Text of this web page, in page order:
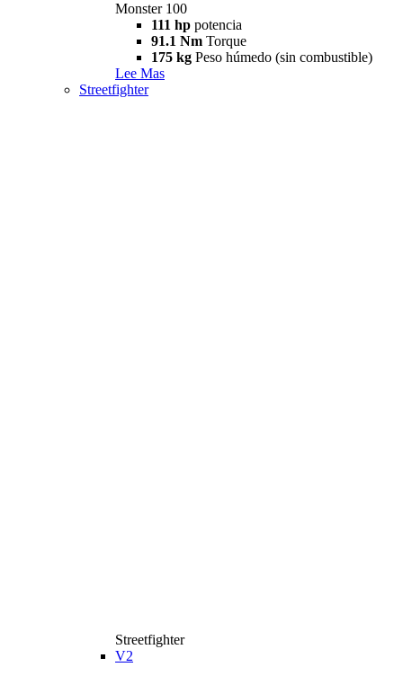
Monster 100
111 hp potencia
91.1 Nm Torque
175 kg Peso húmedo (sin combustible)
Lee Mas
Streetfighter
Streetfighter
V2